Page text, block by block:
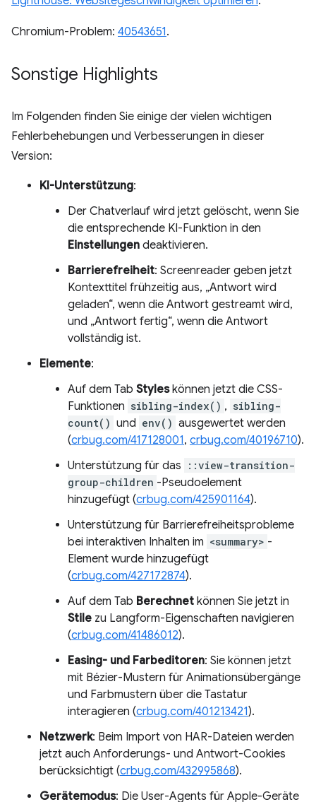
Chromium-Problem: 40543651.
Sonstige Highlights
Im Folgenden finden Sie einige der vielen wichtigen
Fehlerbehebungen und Verbesserungen in dieser
Version:
KI-Unterstützung:
Der Chatverlauf wird jetzt gelöscht, wenn Sie
die entsprechende KI-Funktion in den
Einstellungen deaktivieren.
Barrierefreiheit: Screenreader geben jetzt
Kontexttitel frühzeitig aus, „Antwort wird
geladen“, wenn die Antwort gestreamt wird,
und „Antwort fertig“, wenn die Antwort
vollständig ist.
Elemente:
Auf dem Tab Styleskönnen jetzt die CSS-
Funktionen sibling-index() , sibling-
count() und env() ausgewertet werden
(crbug.com/417128001, crbug.com/40196710).
Unterstützung für das
::view-transition-
group-children -Pseudoelement
hinzugefügt (crbug.com/425901164).
Unterstützung für Barrierefreiheitsprobleme
bei interaktiven Inhalten im <summary> -
Element wurde hinzugefügt
(crbug.com/427172874).
Auf dem Tab Berechnet können Sie jetzt in
Stile zu Langform-Eigenschaften navigieren
(crbug.com/41486012).
Easing- und Farbeditoren: Sie können jetzt
mit Bézier-Mustern für Animationsübergänge
und Farbmustern über die Tastatur
interagieren (crbug.com/401213421).
Netzwerk: Beim Import von HAR-Dateien werden
jetzt auch Anforderungs- und Antwort-Cookies
berücksichtigt (crbug.com/432995868).
Gerätemodus: Die User-Agents für Apple-Geräte